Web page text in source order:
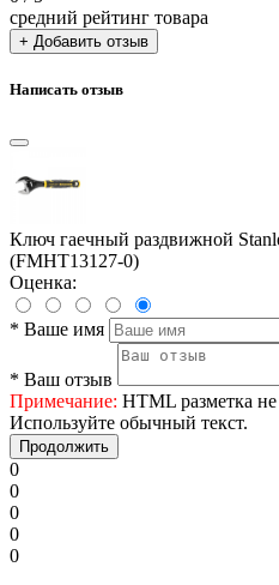
средний рейтинг товара
+ Добавить отзыв
Написать отзыв
Ключ гаечный раздвижной
(FMHT13127-0)
Оценка:
* Ваше имя
* Ваш отзыв
Примечание: HTML разметка
Используйте обычный текст.
Продолжить
0
0
0
0
0